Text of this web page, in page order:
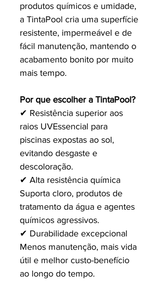
produtos químicos e umidade,
a TintaPool cria uma superfície
resistente, impermeável e de
fácil manutenção, mantendo o
acabamento bonito por muito
mais tempo.
Por que escolher a TintaPool?
✔ Resistência superior aos
raios UV Essencial para
piscinas expostas ao sol,
evitando desgaste e
descoloração.
✔ Alta resistência química
Suporta cloro, produtos de
tratamento da água e agentes
químicos agressivos.
✔ Durabilidade excepcional
Menos manutenção, mais vida
útil e melhor custo-benefício
ao longo do tempo.